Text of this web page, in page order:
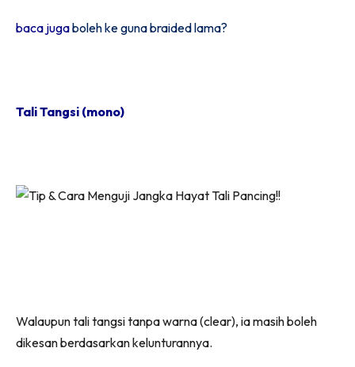
baca jugaboleh ke guna braided lama?
Tali Tangsi (mono)
Walaupun tali tangsi tanpa warna (clear), ia masih boleh
dikesan berdasarkan kelunturannya.